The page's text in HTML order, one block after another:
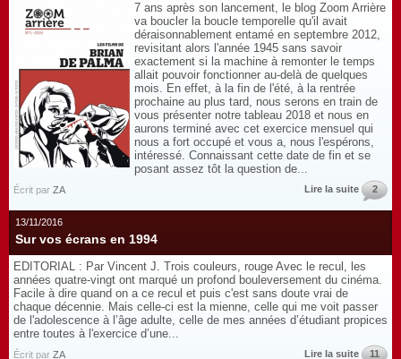
7 ans après son lancement, le blog Zoom Arrière
va boucler la boucle temporelle qu'il avait
déraisonnablement entamé en septembre 2012,
revisitant alors l'année 1945 sans savoir
exactement si la machine à remonter le temps
allait pouvoir fonctionner au-delà de quelques
mois. En effet, à la fin de l'été, à la rentrée
prochaine au plus tard, nous serons en train de
vous présenter notre tableau 2018 et nous en
aurons terminé avec cet exercice mensuel qui
nous a fort occupé et vous a, nous l'espérons,
intéressé. Connaissant cette date de fin et se
posant assez tôt la question de...
Écrit par ZA Lire la suite 2
13/11/2016
Sur vos écrans en 1994
EDITORIAL : Par Vincent J. Trois couleurs, rouge Avec le recul, les
années quatre-vingt ont marqué un profond bouleversement du cinéma.
Facile à dire quand on a ce recul et puis c'est sans doute vrai de
chaque décennie. Mais celle-ci est la mienne, celle qui me voit passer
de l'adolescence à l’âge adulte, celle de mes années d’étudiant propices
entre toutes à l'exercice d’une...
Écrit par ZA Lire la suite 11